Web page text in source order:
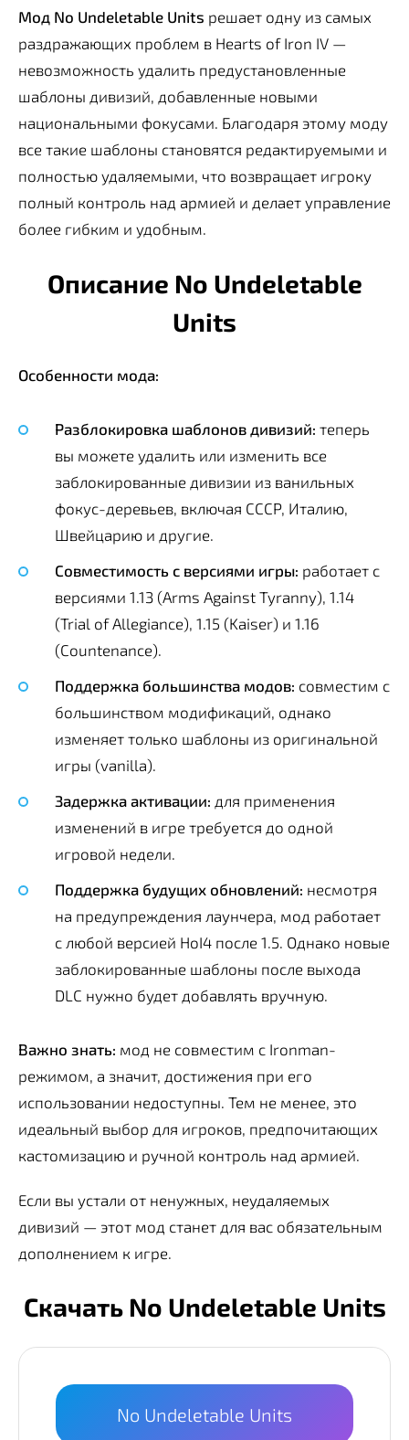
Мод No Undeletable Units решает одну из самых
раздражающих проблем в Hearts of Iron IV —
невозможность удалить предустановленные
шаблоны дивизий, добавленные новыми
национальными фокусами. Благодаря этому моду
все такие шаблоны становятся редактируемыми и
полностью удаляемыми, что возвращает игроку
полный контроль над армией и делает управление
более гибким и удобным.
Описание No Undeletable
Units
Особенности мода:
Разблокировка шаблонов дивизий: теперь
вы можете удалить или изменить все
заблокированные дивизии из ванильных
фокус-деревьев, включая СССР, Италию,
Швейцарию и другие.
Совместимость с версиями игры: работает с
версиями 1.13 (Arms Against Tyranny), 1.14
(Trial of Allegiance), 1.15 (Kaiser) и 1.16
(Countenance).
Поддержка большинства модов: совместим с
большинством модификаций, однако
изменяет только шаблоны из оригинальной
игры (vanilla).
Задержка активации: для применения
изменений в игре требуется до одной
игровой недели.
Поддержка будущих обновлений: несмотря
на предупреждения лаунчера, мод работает
с любой версией HoI4 после 1.5. Однако новые
заблокированные шаблоны после выхода
DLC нужно будет добавлять вручную.
Важно знать: мод не совместим с Ironman-
режимом, а значит, достижения при его
использовании недоступны. Тем не менее, это
идеальный выбор для игроков, предпочитающих
кастомизацию и ручной контроль над армией.
Если вы устали от ненужных, неудаляемых
дивизий — этот мод станет для вас обязательным
дополнением к игре.
Скачать No Undeletable Units
No Undeletable Units